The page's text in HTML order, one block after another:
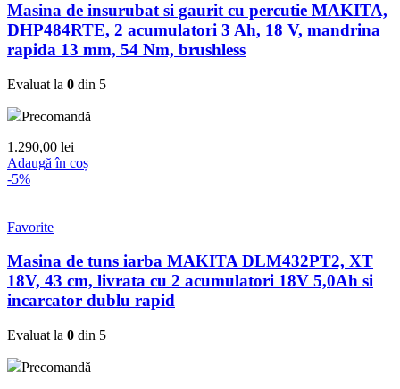
Masina de insurubat si gaurit cu percutie MAKITA,
DHP484RTE, 2 acumulatori 3 Ah, 18 V, mandrina
rapida 13 mm, 54 Nm, brushless
Evaluat la 0 din 5
Precomandă
1.290,00 lei
Adaugă în coș
-5%
Favorite
Masina de tuns iarba MAKITA DLM432PT2, XT
18V, 43 cm, livrata cu 2 acumulatori 18V 5,0Ah si
incarcator dublu rapid
Evaluat la 0 din 5
Precomandă